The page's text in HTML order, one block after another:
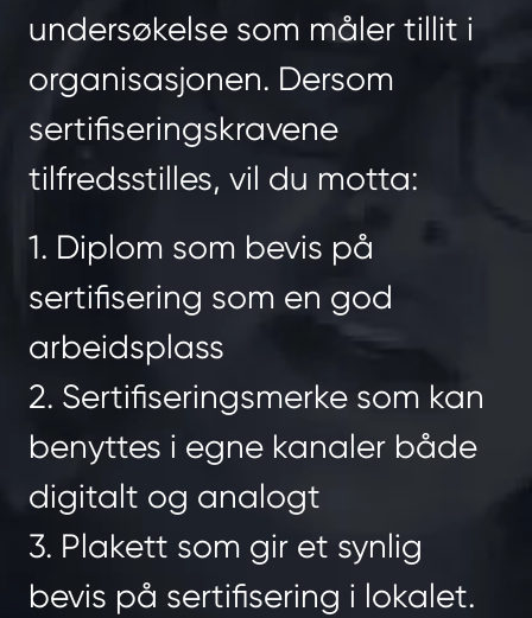
undersøkelse som måler tillit i
organisasjonen. Dersom
sertifiseringskravene
tilfredsstilles, vil du motta:
1. Diplom som bevis på
sertifisering som en god
arbeidsplass
2. Sertifiseringsmerke som kan
benyttes i egne kanaler både
digitalt og analogt
3. Plakett som gir et synlig
bevis på sertifisering i lokalet.